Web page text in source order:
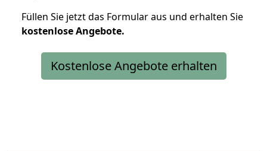
Füllen Sie jetzt das Formular aus und erhalten Sie
kostenloseAngebote.
Kostenlose Angebote erhalten